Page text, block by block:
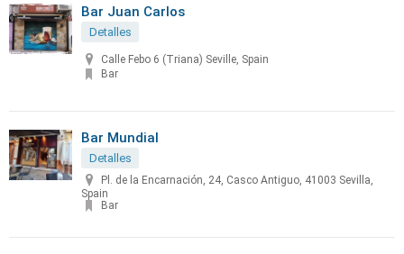
Bar Juan Carlos
Detalles
Calle Febo 6 (Triana) Seville, Spain
Bar
Bar Mundial
Detalles
Pl. de la Encarnación, 24, Casco Antiguo, 41003 Sevilla,
Spain
Bar